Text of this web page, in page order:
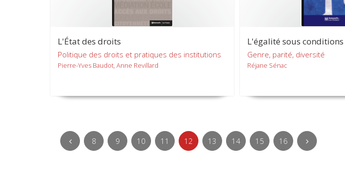
L'État des droits
Politique des droits et pratiques des institutions
Pierre-Yves Baudot, Anne Revillard
L'égalité sous conditions
Genre, parité, diversité
Réjane Sénac
8 9 10 11 12 13 14 15 16